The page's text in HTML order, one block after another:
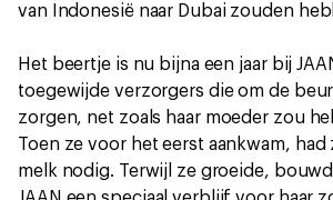
van Indonesië naar Dubai zouden
Het beertje is nu bijna een jaar bij
toegewijde verzorgers die om de
zorgen, net zoals haar moeder zou
Toen ze voor het eerst aankwam,
melk nodig. Terwijl ze groeide,